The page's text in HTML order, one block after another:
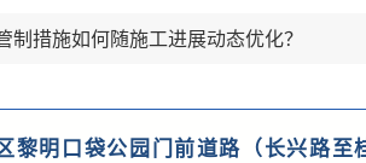
制措施如何随施工进展动态优化？
黎明口袋公园门前道路（长兴路至